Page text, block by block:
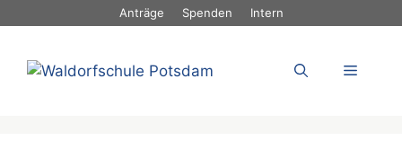
Anträge Spenden Intern
Menü